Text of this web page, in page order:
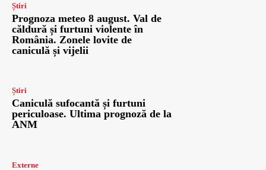
Știri
Prognoza meteo 8 august. Val de
căldură și furtuni violente în
România. Zonele lovite de
caniculă și vijelii
Știri
Caniculă sufocantă și furtuni
periculoase. Ultima prognoză de la
ANM
Externe